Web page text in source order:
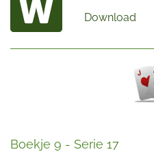
Download
Boekje 9 - Serie 17